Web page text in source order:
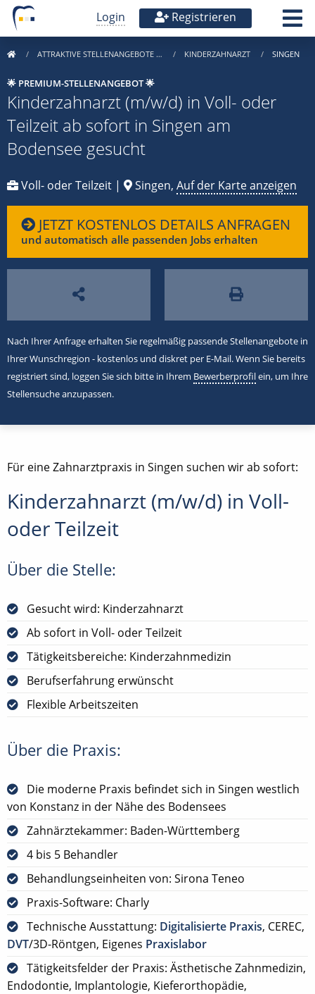
Login Registrieren
ATTRAKTIVE STELLENANGEBOTE … KINDERZAHNARZT SINGEN
🌟 PREMIUM-STELLENANGEBOT 🌟
Kinderzahnarzt (m/w/d) in Voll- oder
Teilzeit ab sofort in Singen am
Bodensee gesucht
Voll- oder Teilzeit | Singen, Auf der Karte anzeigen
JETZT KOSTENLOS DETAILS ANFRAGEN
und automatisch alle passenden Jobs erhalten
Nach Ihrer Anfrage erhalten Sie regelmäßig passende Stellenangebote in
Ihrer Wunschregion - kostenlos und diskret per E-Mail. Wenn Sie bereits
registriert sind, loggen Sie sich bitte in Ihrem Bewerberprofilein, um Ihre
Stellensuche anzupassen.
Für eine Zahnarztpraxis in Singen suchen wir ab sofort:
Kinderzahnarzt (m/w/d) in Voll-
oder Teilzeit
Über die Stelle:
Gesucht wird: Kinderzahnarzt
Ab sofort in Voll- oder Teilzeit
Tätigkeitsbereiche: Kinderzahnmedizin
Berufserfahrung erwünscht
Flexible Arbeitszeiten
Über die Praxis:
Die moderne Praxis befindet sich in Singen westlich
von Konstanz in der Nähe des Bodensees
Zahnärztekammer: Baden-Württemberg
4 bis 5 Behandler
Behandlungseinheiten von: Sirona Teneo
Praxis-Software: Charly
Technische Ausstattung: Digitalisierte Praxis, CEREC,
DVT/3D-Röntgen, Eigenes Praxislabor
Tätigkeitsfelder der Praxis: Ästhetische Zahnmedizin,
Endodontie, Implantologie, Kieferorthopädie,